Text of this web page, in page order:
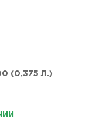
(0,375 Л.)